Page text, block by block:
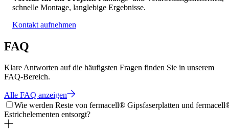
schnelle Montage, langlebige Ergebnisse.
Kontakt aufnehmen
FAQ
Klare Antworten auf die häufigsten Fragen finden Sie in unserem
FAQ-Bereich.
Alle FAQ anzeigen
Wie werden Reste von fermacell® Gipsfaserplatten und
Estrichelementen entsorgt?